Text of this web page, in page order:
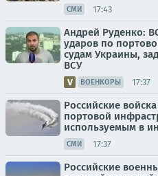
СМИ 17:43
Андрей Руденко:
ударов по
судам Украины,
ВСУ
ВОЕНКОРЫ 17:37
Российские
портовой
используемым в
СМИ 17:37
Российские